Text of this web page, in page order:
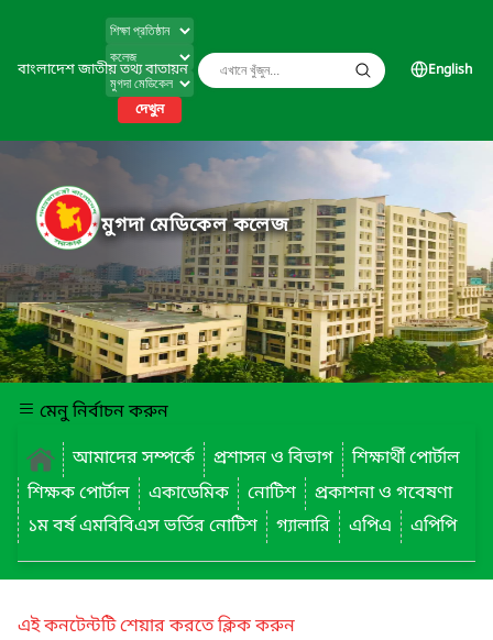
বাংলাদেশ জাতীয় তথ্য বাতায়ন
দেখুন
English
মুগদা মেডিকেল কলেজ
মেনু নির্বাচন করুন
আমাদের সম্পর্কে
প্রশাসন ও বিভাগ
শিক্ষার্থী পোর্টাল
শিক্ষক পোর্টাল
একাডেমিক নোটিশ
প্রকাশনা ও গবেষণা
১ম বর্ষ এমবিবিএস ভর্তির নোটিশ
গ্যালারি এপিএ এপিপি
এই কনটেন্টটি শেয়ার করতে ক্লিক করুন